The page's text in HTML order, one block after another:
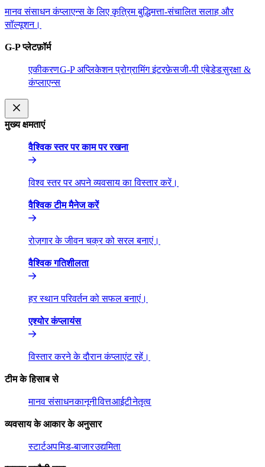
मानव संसाधन कंप्लाएन्स के लिए कृत्रिम बुद्धिमत्ता-संचालित सलाह और
सॉल्यूशन।​​
G-P प्लेटफ़ॉर्म​​
एकीकरण​​G-P अप्लिकेशन प्रोग्रामिंग इंटरफ़ेस​​जी-पी एंबेडेड​​सुरक्षा &
कंप्लाएन्स​​
मुख्य क्षमताएं​​
वैश्विक स्तर पर काम पर रखना​​
विश्व स्तर पर अपने व्यवसाय का विस्तार करें।​​
वैश्विक टीम मैनेज करें​​
रोज़गार के जीवन चक्र को सरल बनाएं।​​
वैश्विक गतिशीलता​​
हर स्थान परिवर्तन को सफल बनाएं।​​
एश्योर कंप्लायंस​​
विस्तार करने के दौरान कंप्लाएंट रहें।​​
टीम के हिसाब से​​
मानव संसाधन​​कानूनी​​वित्त​​आईटी​​नेतृत्व​​
व्यवसाय के आकार के अनुसार​​
स्टार्टअप​​मिड-बाजार​​उद्यमिता​​